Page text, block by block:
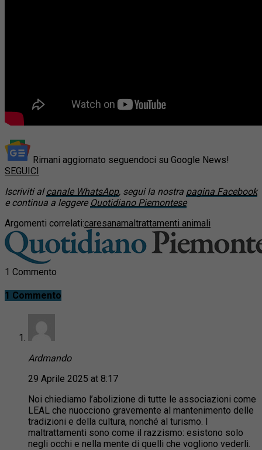
Rimani aggiornato seguendoci su Google News!
SEGUICI
Iscriviti alcanale WhatsApp, segui la nostra pagina Facebook
e continua a leggere Quotidiano Piemontese
Argomenti correlati:caresanamaltrattamenti animali
1 Commento
1 Commento
Ardmando
29 Aprile 2025 at 8:17
Noi chiediamo l’abolizione di tutte le associazioni come
LEAL che nuocciono gravemente al mantenimento delle
tradizioni e della cultura, nonché al turismo. I
maltrattamenti sono come il razzismo: esistono solo
negli occhi e nella mente di quelli che vogliono vederli.